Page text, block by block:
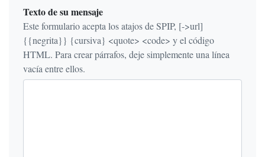
Texto de su mensaje
Este formulario acepta los atajos de SPIP, [->url]
{{negrita}} {cursiva} <quote> <code> y el código
HTML. Para crear párrafos, deje simplemente una línea
vacía entre ellos.